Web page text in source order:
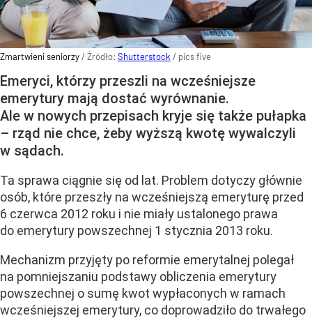
Zmartwieni seniorzy/ Źródło: Shutterstock / pics five
Emeryci, którzy przeszli na wcześniejsze
emerytury mają dostać wyrównanie.
Ale w nowych przepisach kryje się także pułapka
– rząd nie chce, żeby wyższą kwotę wywalczyli
w sądach.
Ta sprawa ciągnie się od lat. Problem dotyczy głównie
osób, które przeszły na wcześniejszą emeryturę przed
6 czerwca 2012 roku i nie miały ustalonego prawa
do emerytury powszechnej 1 stycznia 2013 roku.
Mechanizm przyjęty po reformie emerytalnej polegał
na pomniejszaniu podstawy obliczenia emerytury
powszechnej o sumę kwot wypłaconych w ramach
wcześniejszej emerytury, co doprowadziło do trwałego